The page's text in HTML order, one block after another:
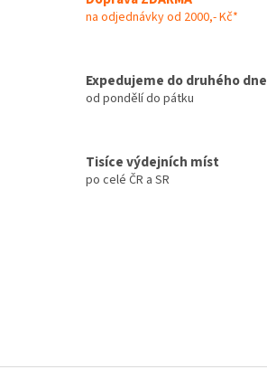
d
p
y
v
na odjednávky od 2000,- Kč*
Expedujeme do druhého dne
od pondělí do pátku
Tisíce výdejních míst
po celé ČR a SR